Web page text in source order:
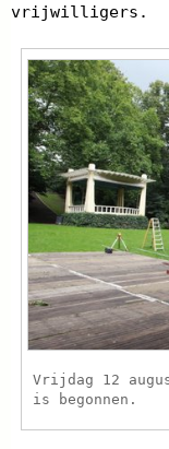
vrijwilligers.
Vrijdag 12
is begonnen.